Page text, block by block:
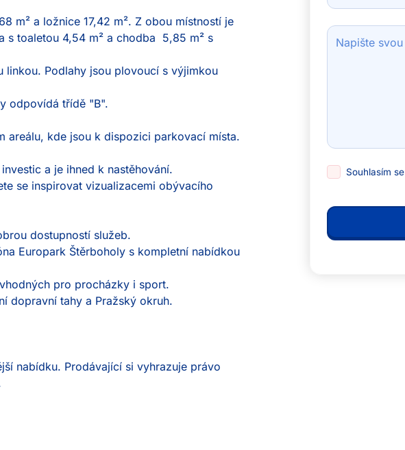
m² a ložnice 17,42 m². Z obou místností je
s toaletou 4,54 m² a chodba  5,85 m² s
linkou. Podlahy jsou plovoucí s výjimkou
odpovídá třídě "B".
areálu, kde jsou k dispozici parkovací místa.
a je ihned k nastěhování.
se inspirovat vizualizacemi obývacího
dostupností služeb.
Europark Štěrboholy s kompletní nabídkou
pro procházky i sport.
dopravní tahy a Pražský okruh.
nabídku. Prodávající si vyhrazuje právo
Souhlasím se